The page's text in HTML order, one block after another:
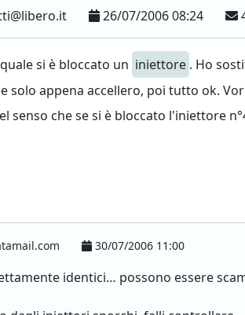
26/07/2006 08:24
si è bloccato un iniettore . Ho
solo appena accellero, poi tutto ok.
senso che se si è bloccato l'iniettore
30/07/2006 11:00
identici… possono essere